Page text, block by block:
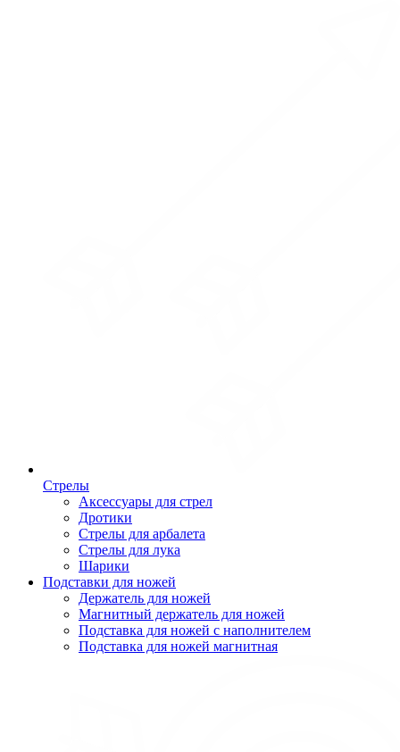
Стрелы
Аксессуары для стрел
Дротики
Стрелы для арбалета
Стрелы для лука
Шарики
Подставки для ножей
Держатель для ножей
Магнитный держатель для ножей
Подставка для ножей с наполнителем
Подставка для ножей магнитная